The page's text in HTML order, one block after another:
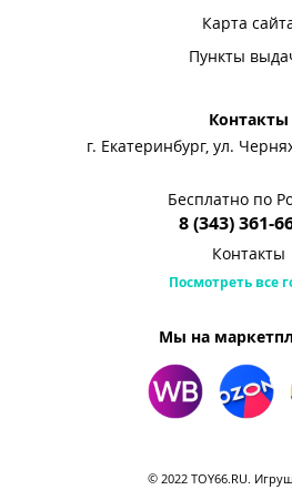
Карта
Пункты
Контакты
г. Екатеринбург, ул.
Бесплатно по
8 (343) 361-
Контакты
Посмотреть все
Мы на
© 2022 TOY66.RU.